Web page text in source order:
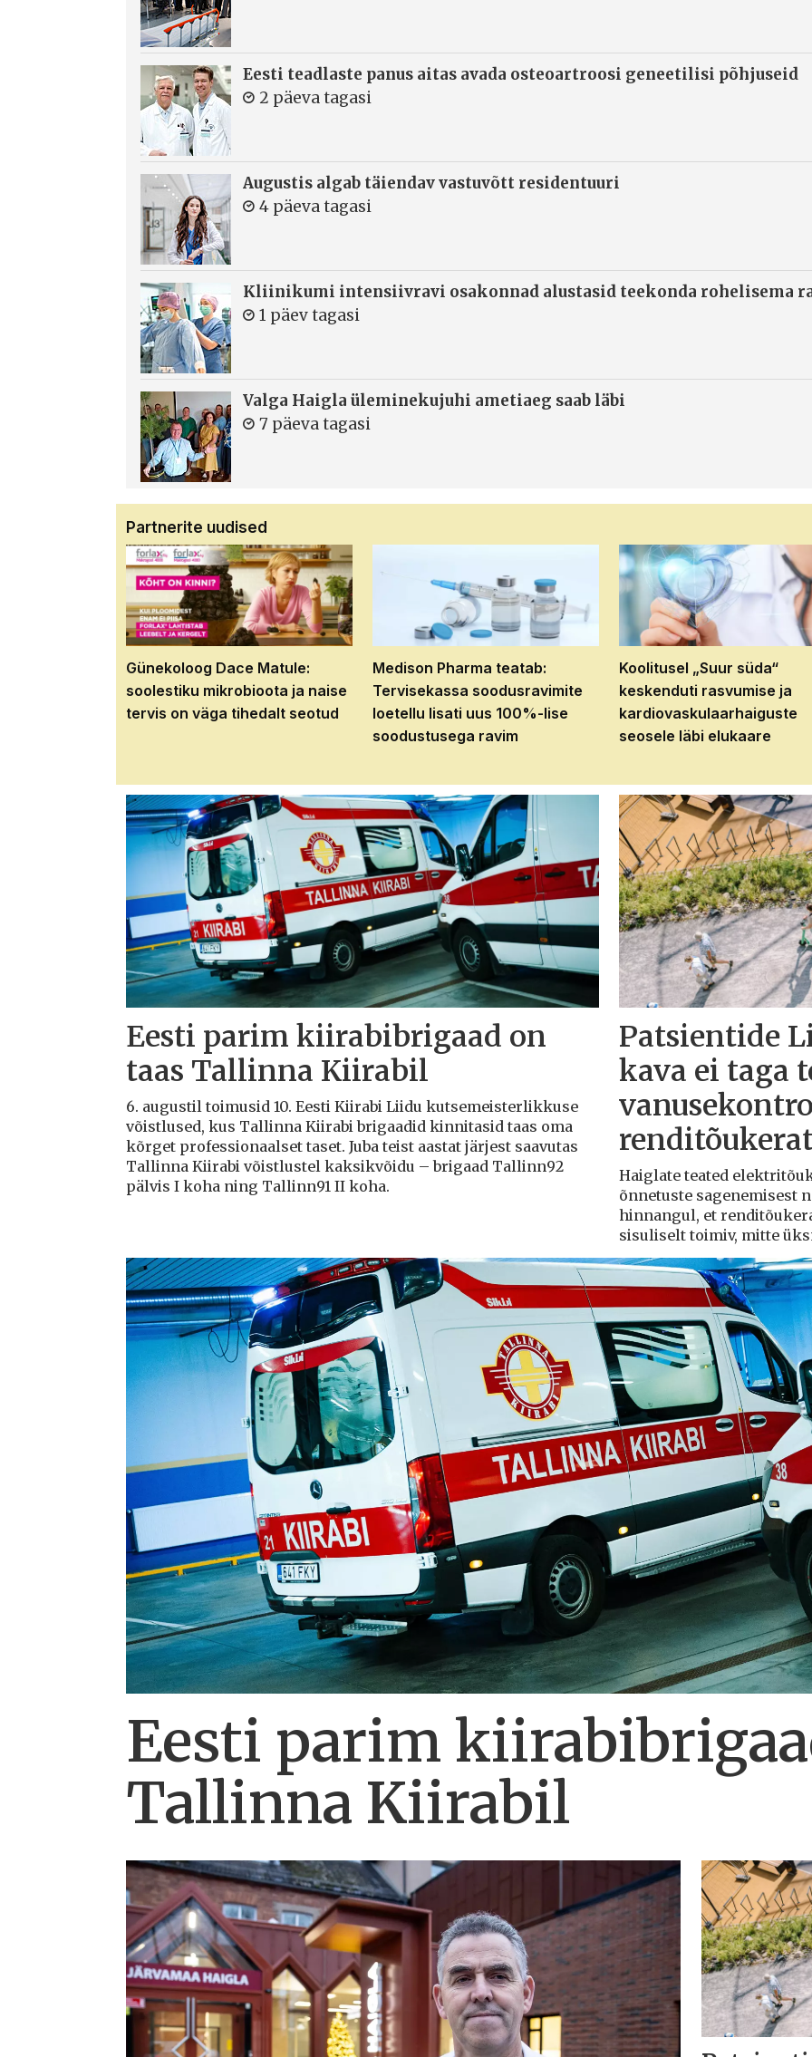
Eesti teadlaste panus aitas avada osteoartroosi geneetilisi põhjuseid
2 päeva tagasi
Augustis algab täiendav vastuvõtt residentuuri
4 päeva tagasi
Kliinikumi intensiivravi osakonnad alustasid teekonda rohelisema
1 päev tagasi
Valga Haigla üleminekujuhi ametiaeg saab läbi
7 päeva tagasi
Partnerite uudised
Günekoloog Dace Matule:
soolestiku mikrobioota ja naise
tervis on väga tihedalt seotud
Medison Pharma teatab:
Tervisekassa soodusravimite
loetellu lisati uus 100%-lise
soodustusega ravim
Koolitusel „Suur süda“
keskenduti rasvumise ja
kardiovaskulaarhaiguste
seosele läbi elukaare
Eesti parim kiirabibrigaad on
taas Tallinna Kiirabil
6. augustil toimusid 10. Eesti Kiirabi Liidu kutsemeisterlikkuse
võistlused, kus Tallinna Kiirabi brigaadid kinnitasid taas oma
kõrget professionaalset taset. Juba teist aastat järjest saavutas
Tallinna Kiirabi võistlustel kaksikvõidu – brigaad Tallinn92
pälvis I koha ning Tallinn91 II koha.
Patsientide
kava ei taga
Haiglate teated
õnnetuste sagenemisest
hinnangul, et
sisuliselt toimiv, mitte
Eesti parim
Tallinna Kiirabil